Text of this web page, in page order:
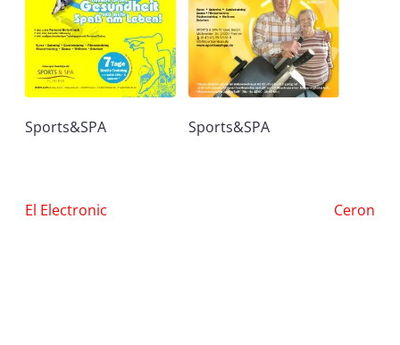
Sports&SPA Sports&SPA
Nawigacja
El Electronic Ceron